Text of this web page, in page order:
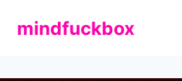
Inhaltmindfuckbox